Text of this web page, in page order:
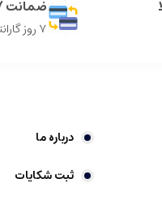
ضمانت 7 روزه کیفیت
7 روز گارانتی برگشت هزینه
درباره ما
ثبت شکایات